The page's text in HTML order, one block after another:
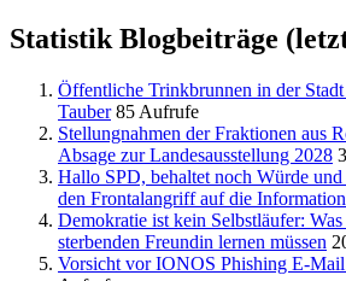
Statistik Blogbeiträge
Öffentliche Trinkbrunnen in der
Tauber 85 Aufrufe
Stellungnahmen der Fraktionen aus
Absage zur Landesausstellung 2028
Hallo SPD, behaltet noch Würde
den Frontalangriff auf die
Demokratie ist kein Selbstläufer:
sterbenden Freundin lernen müssen
Vorsicht vor IONOS Phishing E-